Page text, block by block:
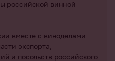
российской винной
вместе с виноделами
экспорта,
и посольств российского